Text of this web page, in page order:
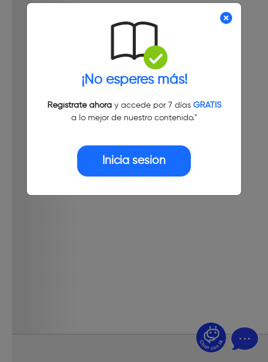
¡No esperes más!
Regístrate ahoray accede por 7 días GRATIS
a lo mejor de nuestro contenido."
Inicia sesión